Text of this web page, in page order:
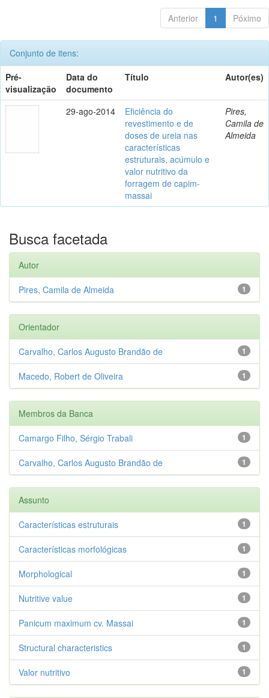
Anterior 1 Póximo
Conjunto de itens:
Pré-
visualização
Data do
documento
Título Autor(es)
29-ago-2014
Eficiência do
revestimento e de
doses de ureia nas
características
estruturais, acúmulo e
valor nutritivo da
forragem de capim-
massai
Pires,
Camila de
Almeida
Busca facetada
Autor
1
Pires, Camila de Almeida
Orientador
1
Carvalho, Carlos Augusto Brandão de
1
Macedo, Robert de Oliveira
Membros da Banca
1
Camargo Filho, Sérgio Trabali
1
Carvalho, Carlos Augusto Brandão de
Assunto
1
Características estruturais
1
Características morfológicas
1
Morphological
1
Nutritive value
1
Panicum maximum cv. Massai
1
Structural characteristics
1
Valor nutritivo